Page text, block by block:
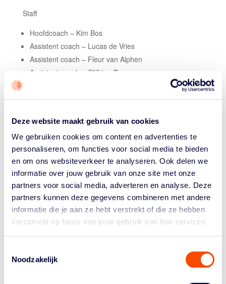
Deze website maakt gebruik van cookies
We gebruiken cookies om content en advertenties te
personaliseren, om functies voor social media te bieden
en om ons websiteverkeer te analyseren. Ook delen we
informatie over jouw gebruik van onze site met onze
partners voor social media, adverteren en analyse. Deze
partners kunnen deze gegevens combineren met andere
informatie die je aan ze hebt verstrekt of die ze hebben
verzameld op basis van jouw gebruik van hun services.
Noodzakelijk
Staff
Hoofdcoach – Kim Bos
Assistent coach – Lucas de Vries
Assistent coach – Fleur van Alphen
Assistent coach – Cliff ten Berge
Fysio – Nilantha Couwenberg
Coach Kim Bos: “Die eerste finalewedstrijd tegen Leiden
was een mooie matchup. Het grootste verschil zat
eigenlijk in het eerste kwart met die 26-12 voorsprong,
want daarna waren de andere drie kwarten behoorlijk
gelijkwaardig. Twee weken na de bekerfinale verloren
we nog met vijf punten van ze, dus dat geeft wel aan
hoe close deze teams zijn.
We wisten dat hun press en zonepress hun grootste
wapens zijn, dus het was belangrijk om rustig te blijven
en de juiste keuzes te maken. Dat deden de meiden
wedstrijd, dat heeft iedereen, maar dat geldt net zo
goed voor de tegenstander. We hebben veel vertrouwen